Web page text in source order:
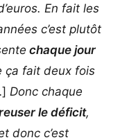
En fait les
c’est plutôt
chaque jour
ça fait deux fois
Donc chaque
le déficit,
donc c’est